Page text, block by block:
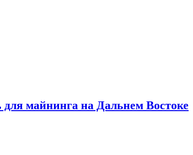
майнинга на Дальнем Востоке